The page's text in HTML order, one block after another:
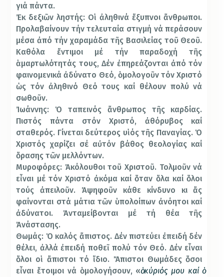
γιά πάντα.
Ἐκ δεξιῶν ληστής: Οἱ ἀληθινά ἔξυπνοι ἄνθρωποι.
Προλαβαίνουν τήν τελευταία στιγμή νά περάσουν
μέσα ἀπό τήν χαραμάδα τῆς Βασιλείας τοῦ Θεοῦ.
Καθόλα ἔντιμοι μέ τήν παραδοχή τῆς
ἁμαρτωλότητάς τους, Δέν ἐπηρεάζονται ἀπό τόν
φαινομενικά ἀδύνατο Θεό, ὁμολογοῦν τόν Χριστό
ὡς τόν ἀληθινό Θεό τους καί θέλουν πολύ νά
σωθοῦν.
Ἰωάννης: Ὁ ταπεινός ἄνθρωπος τῆς καρδίας.
Πιστός πάντα στόν Χριστό, ἀθόρυβος καί
σταθερός. Γίνεται δεύτερος υἱός τῆς Παναγίας. Ὁ
Χριστός χαρίζει σέ αὐτόν βάθος θεολογίας καί
ὅρασης τῶν μελλόντων.
Μυροφόρες: Ἀκόλουθοι τοῦ Χριστοῦ. Τολμοῦν νά
εἶναι μέ τόν Χριστό ἀκόμα καί ὅταν ὅλα καί ὅλοι
τούς ἀπειλοῦν. Ἀψηφοῦν κάθε κίνδυνο κι ἄς
φαίνονται στά μάτια τῶν ὑπολοίπων ἀνόητοι καί
ἀδύνατοι. Ἀνταμείβονται μέ τή θέα τῆς
Ἀνάστασης.
Θωμάς: Ὁ καλός ἄπιστος. Δέν πιστεύει ἐπειδή δέν
θέλει, ἀλλά ἐπειδή ποθεῖ πολύ τόν Θεό. Δέν εἶναι
ὅλοι οἱ ἄπιστοι τό ἴδιο. Ἄπιστοι Θωμάδες ὅσοι
εἶναι ἕτοιμοι νά ὁμολογήσουν, «ὁ κύριός μου καί ὁ